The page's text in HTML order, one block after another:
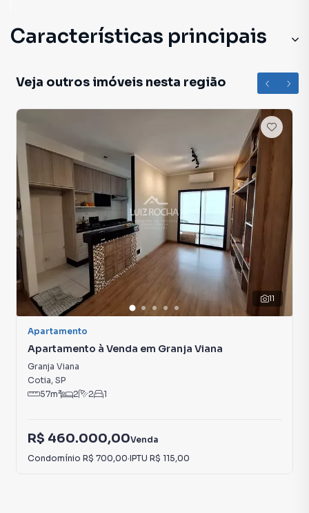
Características principais
Portaria 24h
Porcelanato
Veja outros imóveis nesta região
11
Apartamento
Apartamento à Venda em Granja Viana
Granja Viana
Cotia, SP
57m² 2 2 1
R$ 460.000,00Venda
Condomínio R$ 700,00·IPTU R$ 115,00